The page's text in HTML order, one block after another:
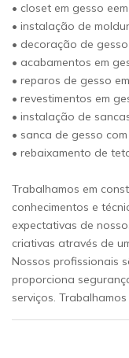
• closet em gesso
• instalação de
• decoração de
• acabamentos em
• reparos de gesso
• revestimentos em
• instalação de
• sanca de gesso
• rebaixamento de
Trabalhamos em
conhecimentos e
expectativas de
criativas através de
Nossos profissionais
proporciona
serviços.